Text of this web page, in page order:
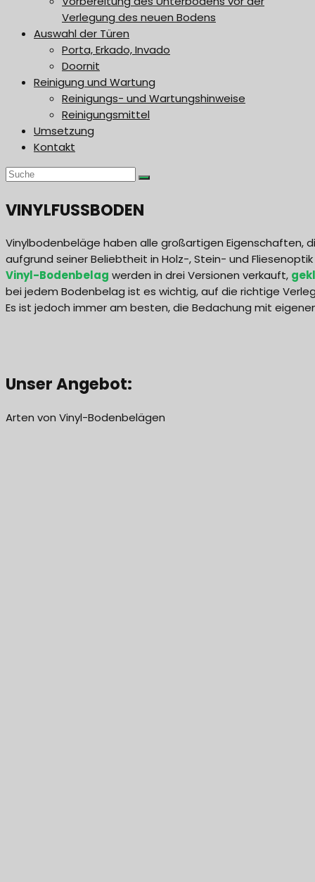
Verlegung des neuen Bodens
Auswahl der Türen
Porta, Erkado, Invado
Doornit
Reinigung und Wartung
Reinigungs- und Wartungshinweise
Reinigungsmittel
Umsetzung
Kontakt
VINYLFUSSBODEN
Vinylbodenbeläge haben alle großartigen Eigenschaften,
aufgrund seiner Beliebtheit in Holz-, Stein- und
Vinyl-Bodenbelag werden in drei Versionen verkauft,
bei jedem Bodenbelag ist es wichtig, auf die richtige
Es ist jedoch immer am besten, die Bedachung mit
Unser Angebot:
Arten von Vinyl-Bodenbelägen